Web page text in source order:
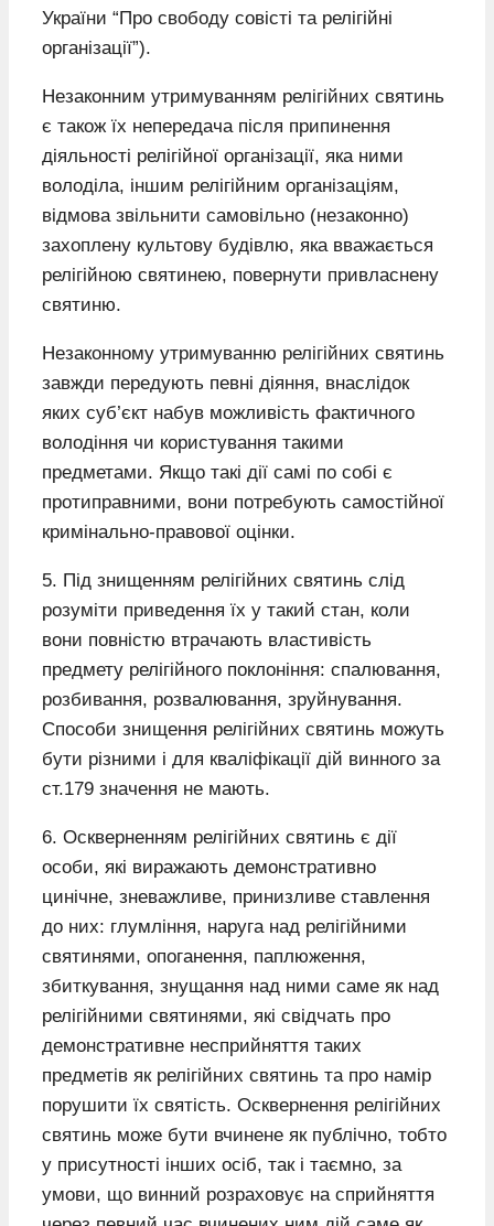
України “Про свободу совісті та релігійні
організації”).
Незаконним утримуванням релігійних святинь
є також їх непередача після припинення
діяльності релігійної організації, яка ними
володіла, іншим релігійним організаціям,
відмова звільнити самовільно (незаконно)
захоплену культову будівлю, яка вважається
релігійною святинею, повернути привласнену
святиню.
Незаконному утримуванню релігійних святинь
завжди передують певні діяння, внаслідок
яких суб’єкт набув можливість фактичного
володіння чи користування такими
предметами. Якщо такі дії самі по собі є
протиправними, вони потребують самостійної
кримінально-правової оцінки.
5. Під знищенням релігійних святинь слід
розуміти приведення їх у такий стан, коли
вони повністю втрачають властивість
предмету релігійного поклоніння: спалювання,
розбивання, розвалювання, зруйнування.
Способи знищення релігійних святинь можуть
бути різними і для кваліфікації дій винного за
ст.179 значення не мають.
6. Оскверненням релігійних святинь є дії
особи, які виражають демонстративно
цинічне, зневажливе, принизливе ставлення
до них: глумління, наруга над релігійними
святинями, опоганення, паплюження,
збиткування, знущання над ними саме як над
релігійними святинями, які свідчать про
демонстративне несприйняття таких
предметів як релігійних святинь та про намір
порушити їх святість. Осквернення релігійних
святинь може бути вчинене як публічно, тобто
у присутності інших осіб, так і таємно, за
умови, що винний розраховує на сприйняття